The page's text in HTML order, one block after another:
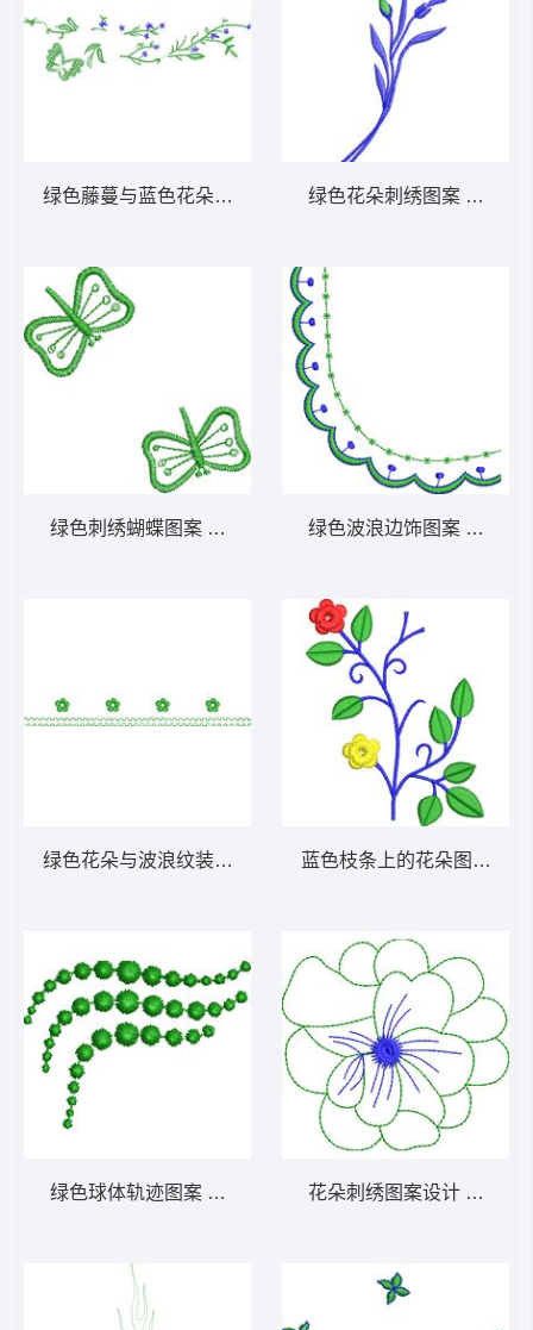
绿色藤蔓与蓝色花朵图案 免费小花系列5千针
绿色刺绣蝴蝶图案 免费小花系列5千针以下
绿色花朵与波浪纹装饰图案 免费小花系列5千
绿色球体轨迹图案 免费小花系列5千针以下
绿色花朵刺绣图案 免费小
绿色波浪边饰图案 免费小
蓝色枝条上的花朵图案 免
花朵刺绣图案设计 免费小